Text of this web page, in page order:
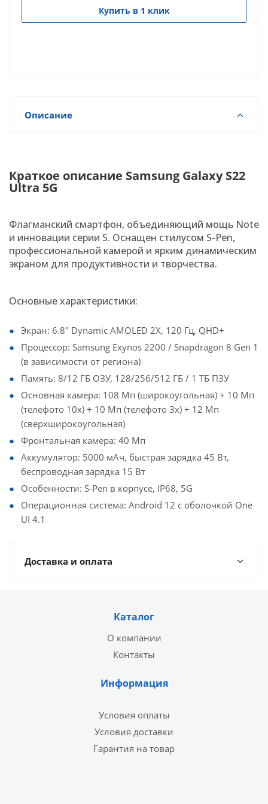
Купить в 1 клик
Описание
Краткое описание Samsung Galaxy S22
Ultra 5G
Флагманский смартфон, объединяющий мощь Note
и инновации серии S. Оснащен стилусом S-Pen,
профессиональной камерой и ярким динамическим
экраном для продуктивности и творчества.
Основные характеристики:
Экран: 6.8" Dynamic AMOLED 2X, 120 Гц, QHD+
Процессор: Samsung Exynos 2200 / Snapdragon 8 Gen 1
(в зависимости от региона)
Память: 8/12 ГБ ОЗУ, 128/256/512 ГБ / 1 ТБ ПЗУ
Основная камера: 108 Мп (широкоугольная) + 10 Мп
(телефото 10x) + 10 Мп (телефото 3x) + 12 Мп
(сверхширокоугольная)
Фронтальная камера: 40 Мп
Аккумулятор: 5000 мАч, быстрая зарядка 45 Вт,
беспроводная зарядка 15 Вт
Особенности: S-Pen в корпусе, IP68, 5G
Операционная система: Android 12 с оболочкой One
UI 4.1
Доставка и оплата
Каталог
О компании
Контакты
Информация
Условия оплаты
Условия доставки
Гарантия на товар